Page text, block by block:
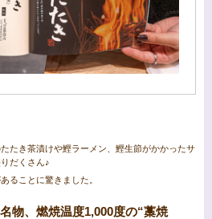
たき茶漬けや鰹ラーメン、鰹生節がかかったサ
だくさん♪
ることに驚きました。
物、燃焼温度1,000度の“藁焼